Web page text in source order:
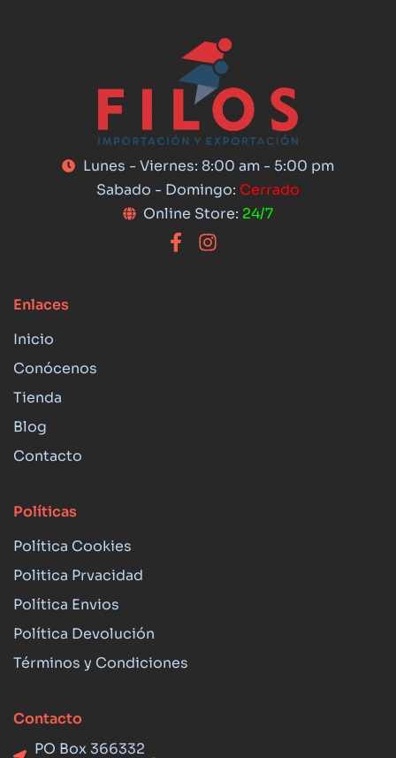
Lunes - Viernes: 8:00 am - 5:00 pm
Sabado - Domingo: Cerrado
Online Store: 24/7
Enlaces
Inicio
Conócenos
Tienda
Blog
Contacto
Políticas
Política Cookies
Politica Prvacidad
Política Envios
Política Devolución
Términos y Condiciones
Contacto
PO Box 366332